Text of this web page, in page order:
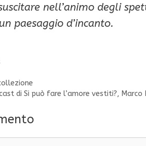
nell’animo degli
paesaggio d’incanto.
di Si può fare l’amore vestiti?, Marco